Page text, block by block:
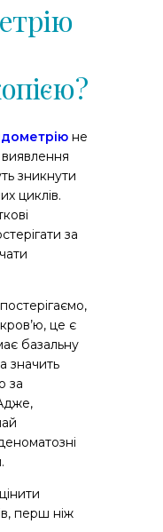
не
зникнути
циклів.
за
це є
базальну
значить
за
перш ніж